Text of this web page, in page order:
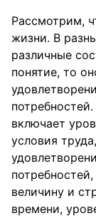
Рассмотрим,
жизни. В
различные
понятие, то
включает
условия
величину и
времени,